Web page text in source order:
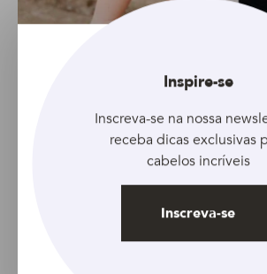
ATH: Nessas ocasiões, como lida
que não pode faltar na sua
Creme de hidratação
secador, sem chapinha, sem modelador
Inspire-se
Inscreva-se na nossa
receba dicas exclusivas
cabelos incríveis
Inscreva-se